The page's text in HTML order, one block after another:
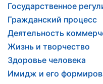
Государственное
Гражданский процесс
Деятельность
Жизнь и творчество
Здоровье человека
Имидж и его